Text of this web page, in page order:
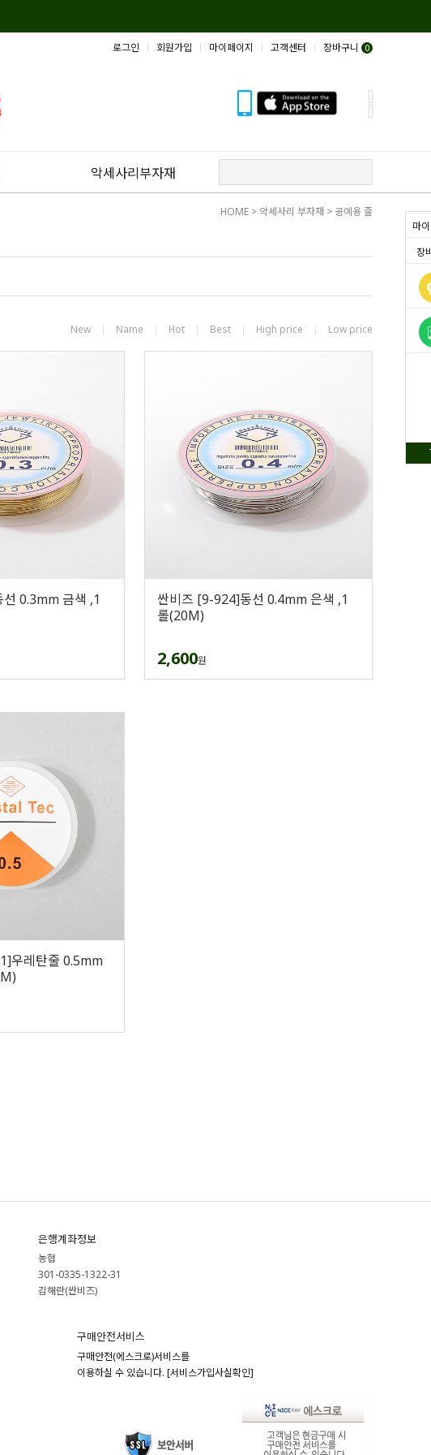
마
장
로그인 회원가입 마이페이지 고객센터 장바구니 0
악세사리부자재
HOME > 악세사리 부자재 > 공예용 줄
New Name Hot Best High price Low price
0.3mm 금색 ,1
싼비즈 [9-924]동선 0.4mm 은색 ,1
롤(20M)
2,600원
우레탄줄 0.5mm
은행계좌정보
농협
301-0335-1322-31
김해란(싼비즈)
구매안전서비스
구매안전(에스크로)서비스를
이용하실 수 있습니다. [서비스가입사실확인]